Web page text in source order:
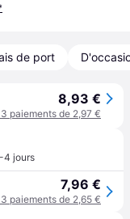
de port
8,93 €
paiements de 2,97 €
4 jours
7,96 €
paiements de 2,65 €